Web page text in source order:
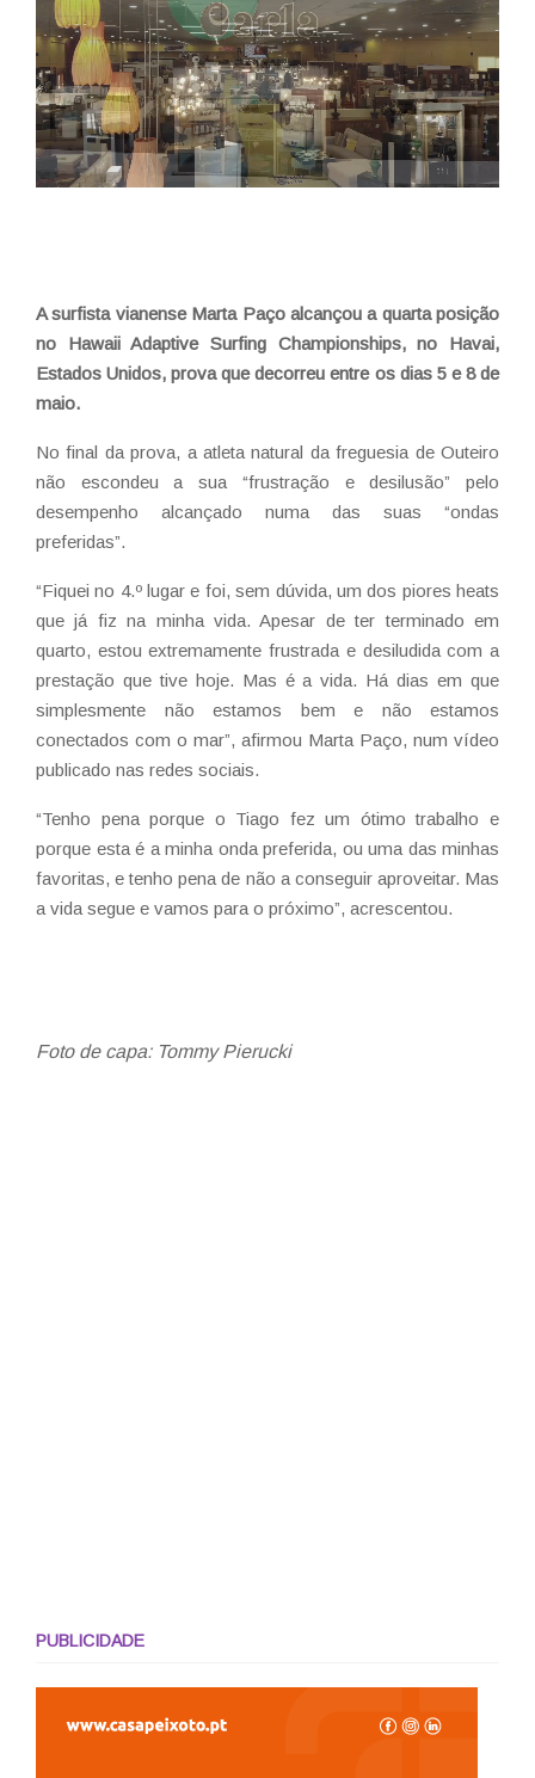
A surfista vianense Marta Paço alcançou a quarta posição
no Hawaii Adaptive Surfing Championships, no Havai,
Estados Unidos, prova que decorreu entre os dias 5 e 8 de
maio.
No final da prova, a atleta natural da freguesia de Outeiro
não escondeu a sua “frustração e desilusão” pelo
desempenho alcançado numa das suas “ondas
preferidas”.
“Fiquei no 4.º lugar e foi, sem dúvida, um dos piores heats
que já fiz na minha vida. Apesar de ter terminado em
quarto, estou extremamente frustrada e desiludida com a
prestação que tive hoje. Mas é a vida. Há dias em que
simplesmente não estamos bem e não estamos
conectados com o mar”, afirmou Marta Paço, num vídeo
publicado nas redes sociais.
“Tenho pena porque o Tiago fez um ótimo trabalho e
porque esta é a minha onda preferida, ou uma das minhas
favoritas, e tenho pena de não a conseguir aproveitar. Mas
a vida segue e vamos para o próximo”, acrescentou.
Foto de capa: Tommy Pierucki
PUBLICIDADE